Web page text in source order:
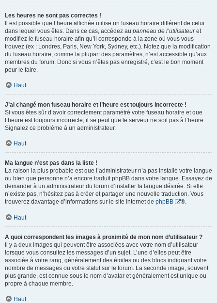
Les heures ne sont pas correctes !
Il est possible que l’heure affichée utilise un fuseau horaire différent de celui
dans lequel vous êtes. Dans ce cas, accédez au panneau de l’utilisateuret
modifiez le fuseau horaire afin qu’il corresponde à la zone où vous vous
trouvez (ex : Londres, Paris, New York, Sydney, etc.). Notez que la modification
du fuseau horaire, comme la plupart des paramètres, n’est accessible qu’aux
membres du forum. Donc si vous n’êtes pas enregistré, c’est le bon moment
pour le faire.
Haut
J’ai changé mon fuseau horaire et l’heure est toujours incorrecte !
Si vous êtes sûr d’avoir correctement paramétré votre fuseau horaire et que
l’heure est toujours incorrecte, il se peut que le serveur ne soit pas à l’heure.
Signalez ce problème à un administrateur.
Haut
Ma langue n’est pas dans la liste !
La raison la plus probable est que l’administrateur n’a pas installé votre langue
ou bien que personne n’a encore traduit phpBB dans votre langue. Essayez de
demander à un administrateur du forum d’installer la langue désirée. Si elle
n’existe pas, n’hésitez pas à créer et partager une nouvelle traduction. Vous
trouverez davantage d’informations sur le site Internet de phpBB ®.
Haut
A quoi correspondent les images à proximité de mon nom d’utilisateur ?
Il y a deux images qui peuvent être associées avec votre nom d’utilisateur
lorsque vous consultez les messages d’un sujet. L’une d’elles peut être
associée à votre rang, généralement des étoiles ou des blocs indiquant votre
nombre de messages ou votre statut sur le forum. La seconde image, souvent
plus grande, est connue sous le nom d’avatar et généralement est unique ou
propre à chaque membre.
Haut